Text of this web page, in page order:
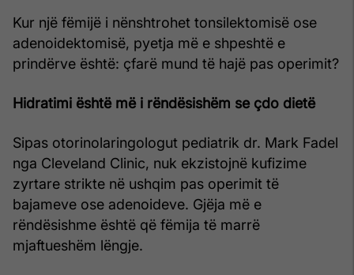
Kur një fëmijë i nënshtrohet tonsilektomisë ose
adenoidektomisë, pyetja më e shpeshtë e
prindërve është: çfarë mund të hajë pas operimit?
Hidratimi është më i rëndësishëm se çdo dietë
Sipas otorinolaringologut pediatrik dr. Mark Fadel
nga Cleveland Clinic, nuk ekzistojnë kufizime
zyrtare strikte në ushqim pas operimit të
bajameve ose adenoideve. Gjëja më e
rëndësishme është që fëmija të marrë
mjaftueshëm lëngje.